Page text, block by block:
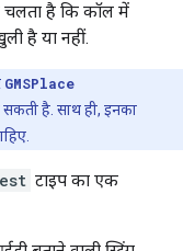
है कि कॉल में
है या नहीं.
GMSPlace
है. साथ ही, इनका
टाइप का एक